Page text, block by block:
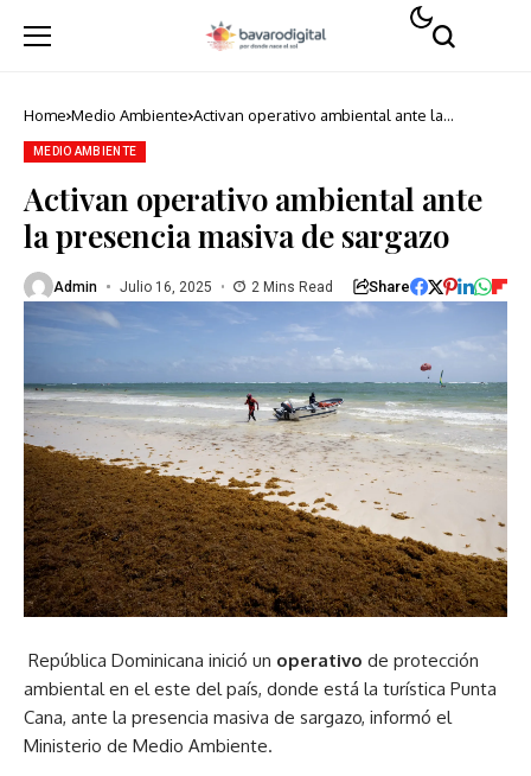
Home Medio Ambiente Activan operativo ambiental ante la
MEDIO AMBIENTE
Activan operativo ambiental ante
la presencia masiva de sargazo
Admin Julio 16, 2025 2 Mins Read Share
República Dominicana inició un operativo de protección
ambiental en el este del país, donde está la turística Punta
Cana, ante la presencia masiva de sargazo, informó el
Ministerio de Medio Ambiente.